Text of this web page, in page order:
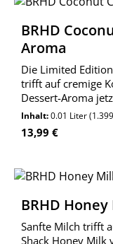
BRHD
Aroma
Die Limited
trifft auf cremige
Dessert-Aroma
Inhalt:0.01 Liter
Regulärer Preis:
13,99 €
BRHD
Sanfte Milch trifft
Shack Honey Milk